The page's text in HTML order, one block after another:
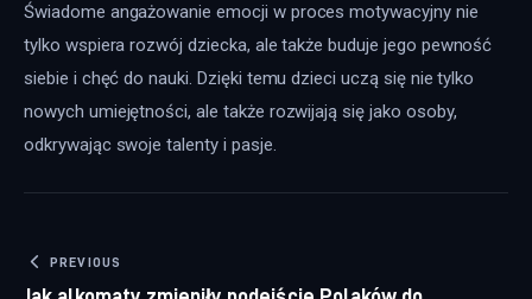
Świadome angażowanie emocji w proces motywacyjny nie
tylko wspiera rozwój dziecka, ale także buduje jego pewność
siebie i chęć do nauki. Dzięki temu dzieci uczą się nie tylko
nowych umiejętności, ale także rozwijają się jako osoby,
odkrywając swoje talenty i pasje.
Nawigacja wpisu
PREVIOUS